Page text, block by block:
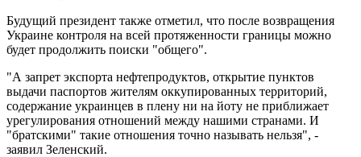
Будущий президент также отметил, что после возвращения
Украине контроля на всей протяженности границы можно
будет продолжить поиски "общего".
"А запрет экспорта нефтепродуктов, открытие пунктов
выдачи паспортов жителям оккупированных территорий,
содержание украинцев в плену ни на йоту не приближает
урегулирования отношений между нашими странами. И
"братскими" такие отношения точно называть нельзя", -
заявил Зеленский.